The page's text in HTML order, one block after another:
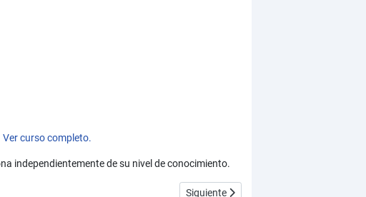
Ver curso completo.
independientemente de su nivel de conocimiento.
(CU00420A) Artículo siguiente: Gestión y
Siguiente